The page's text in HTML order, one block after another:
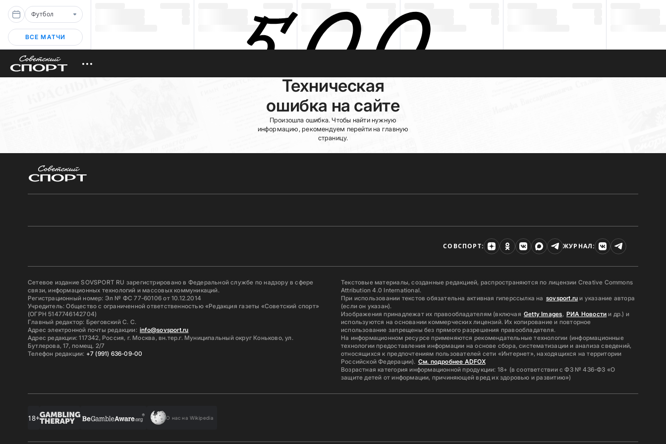
Футбол
ВСЕ МАТЧИ
Техническая
ошибка на сайте
Произошла ошибка. Чтобы найти нужную
информацию, рекомендуем перейти на главную
страницу.
СОВСПОРТ: ЖУРНАЛ:
Сетевое издание SOVSPORT RU зарегистрировано в Федеральной службе по надзору в сфере
связи, информационных технологий и массовых коммуникаций.
Регистрационный номер: Эл № ФС 77-60106 от 10.12.2014
Учредитель: Общество с ограниченной ответственностью «Редакция газеты «Советский спорт»
(ОГРН 5147746142704)
Главный редактор: Бреговский С. С.
Адрес электронной почты редакции: info@sovsport.ru
Адрес редакции: 117342, Россия, г. Москва, вн.тер.г. Муниципальный округ Коньково, ул.
Бутлерова, 17, помещ. 2/7
Телефон редакции: +7 (991) 636-09-00
Текстовые материалы, созданные редакцией, распространяются по лицензии Creative Commons
Attribution 4.0 International.
При использовании текстов обязательна активная гиперссылка на sovsport.ru и указание автора
(если он указан).
Изображения принадлежат их правообладателям (включая Getty Images, РИА Новости и др.) и
используются на основании коммерческих лицензий. Их копирование и повторное
использование запрещены без прямого разрешения правообладателя.
На информационном ресурсе применяются рекомендательные технологии (информационные
технологии предоставления информации на основе сбора, систематизации и анализа сведений,
относящихся к предпочтениям пользователей сети «Интернет», находящихся на территории
Российской Федерации). См. подробнее ADFOX
Возрастная категория информационной продукции: 18+ (в соответствии с ФЗ № 436-ФЗ «О
защите детей от информации, причиняющей вред их здоровью и развитию»)
18+ О нас на Wikipedia